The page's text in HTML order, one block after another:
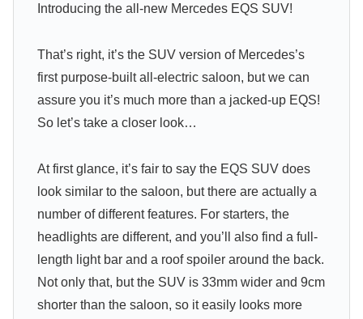
Introducing the all-new Mercedes EQS SUV!
That’s right, it’s the SUV version of Mercedes’s
first purpose-built all-electric saloon, but we can
assure you it’s much more than a jacked-up EQS!
So let’s take a closer look…
At first glance, it’s fair to say the EQS SUV does
look similar to the saloon, but there are actually a
number of different features. For starters, the
headlights are different, and you’ll also find a full-
length light bar and a roof spoiler around the back.
Not only that, but the SUV is 33mm wider and 9cm
shorter than the saloon, so it easily looks more